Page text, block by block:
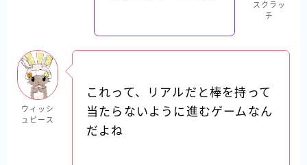
スクラッ
チ
ウィッシ
ュピース
これって、リアルだと棒を持って
当たらないように進むゲームなん
だよね